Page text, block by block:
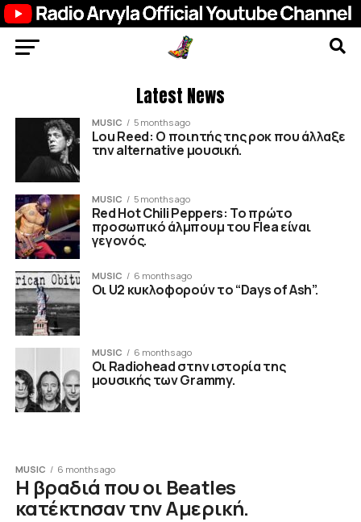
Latest News
MUSIC 5 months ago
Lou Reed: Ο ποιητής της ροκ που άλλαξε
την alternative μουσική.
MUSIC 5 months ago
Red Hot Chili Peppers: Το πρώτο
προσωπικό άλμπουμ του Flea είναι
γεγονός.
MUSIC 6 months ago
Οι U2 κυκλοφορούν το “Days of Ash”.
MUSIC 6 months ago
Οι Radiohead στην ιστορία της
μουσικής των Grammy.
MUSIC 6 months ago
Η βραδιά που οι Beatles
κατέκτησαν την Αμερική.